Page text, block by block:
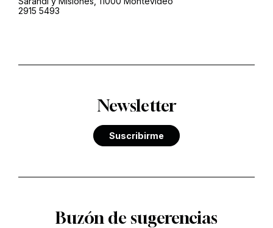
2915 5493
Newsletter
Suscribirme
Buzón de sugerencias